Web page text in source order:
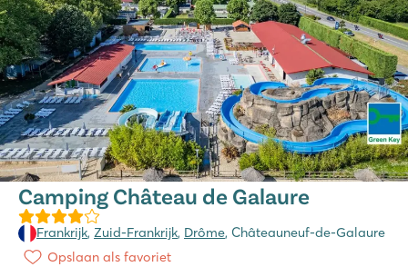
Camping Château de Galaure
Frankrijk, Zuid-Frankrijk, Drôme, Châteauneuf-de-Galaure
Opslaan als favoriet